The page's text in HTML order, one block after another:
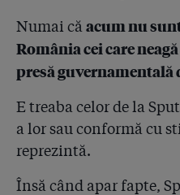
4.24
Ne-am trimis soldații
dezinfectanți diluați!
recunoaște: ”Trupele
Bosnia au folosit în
Pharma”
4.25
”22 de informări către
Cum explică Sebastian
Numai că acum nu
România cei care
presă guvernamentală
E treaba celor de la
a lor sau conformă cu
reprezintă.
Însă când apar fapte,